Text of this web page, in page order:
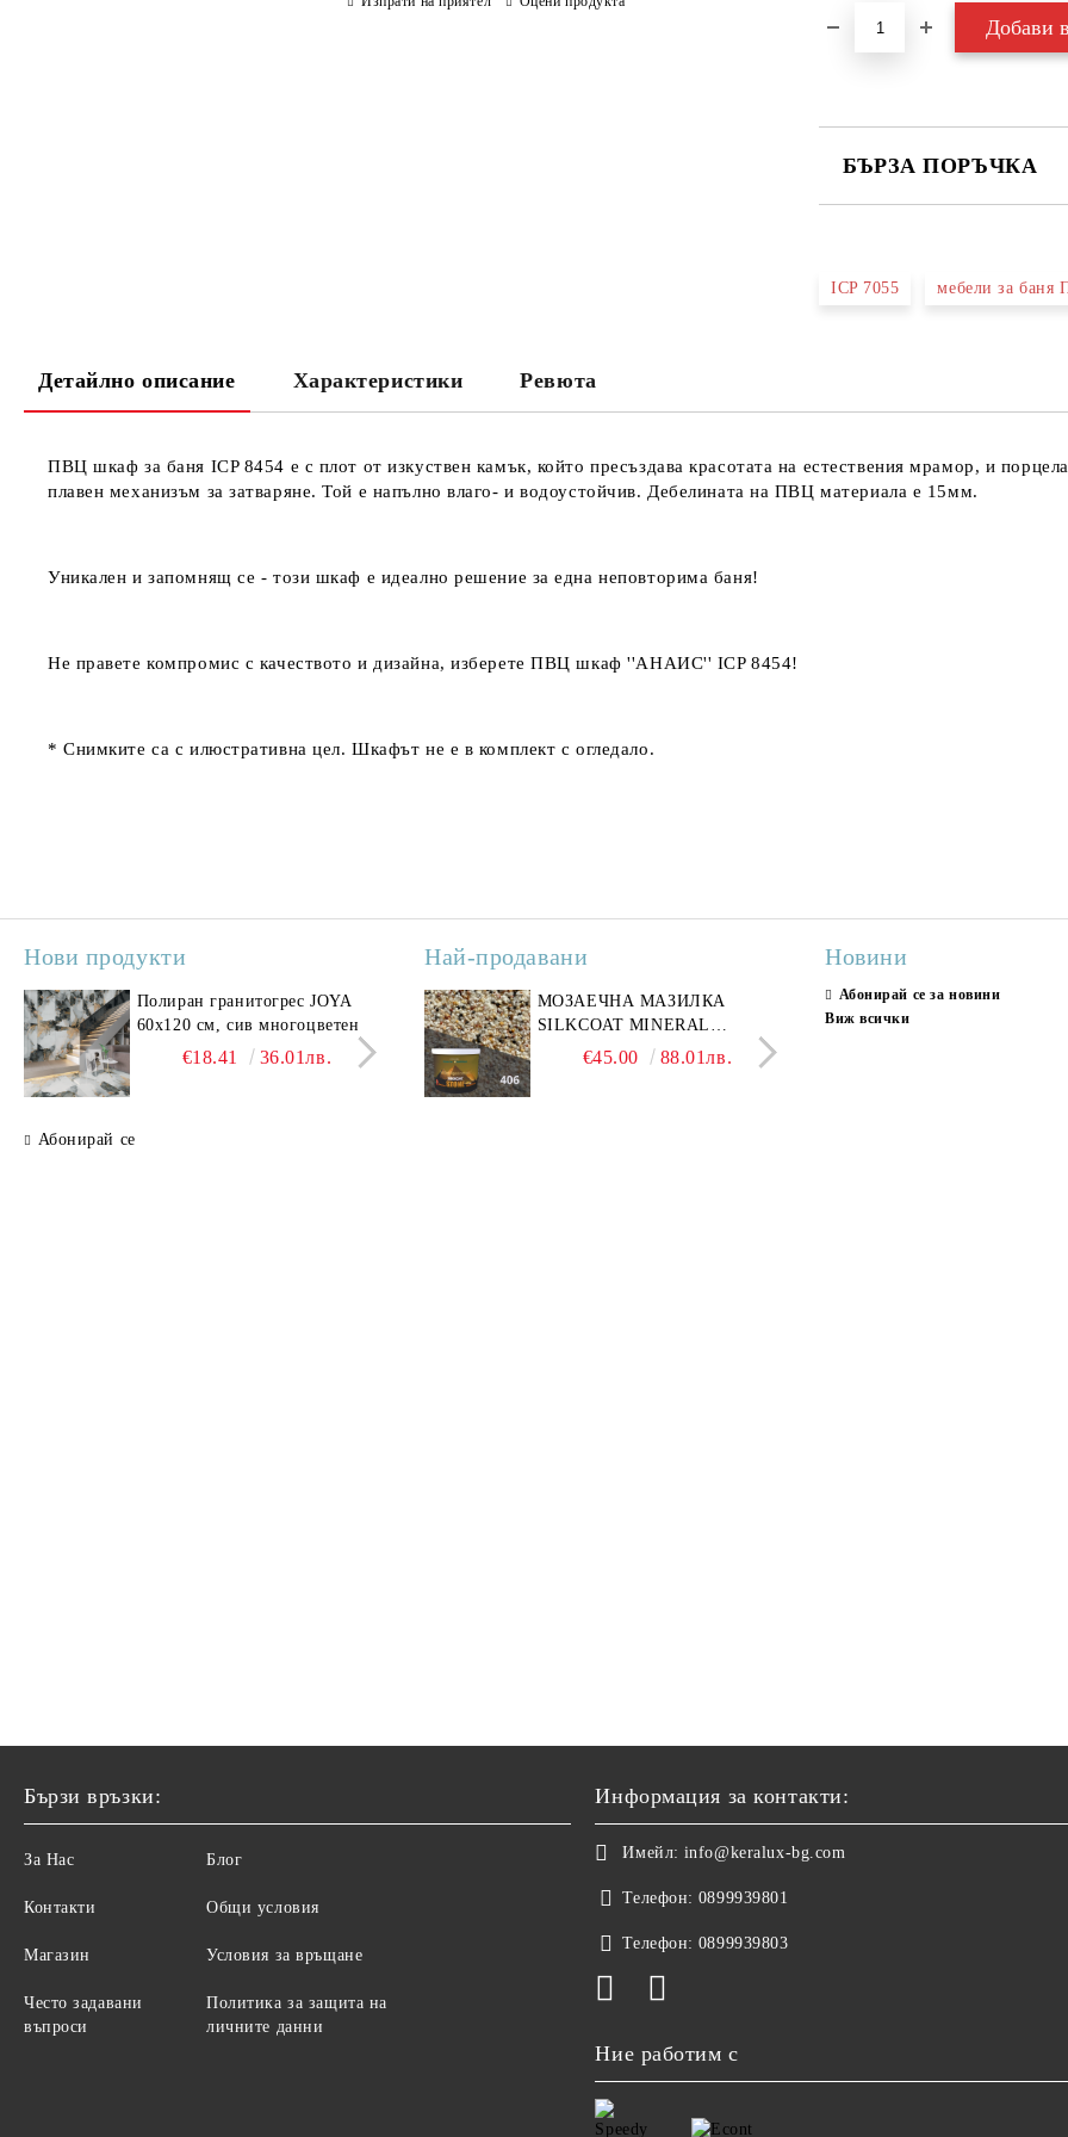
БЪРЗА ПОРЪЧКА
ICP 7055 мебели за баня
Детайлно описание Характеристики Ревюта
ПВЦ шкаф за баня ICP 8454 е с плот от изкуствен камък, който пресъздава красотата на естествения мрамор, и
плавен механизъм за затваряне. Той е напълно влаго- и водоустойчив. Дебелината на ПВЦ материала е 15мм.
Уникален и запомнящ се - този шкаф е идеално решение за една неповторима баня!
Не правете компромис с качеството и дизайна, изберете ПВЦ шкаф ''АНАИС'' ICP 8454!
* Снимките са с илюстративна цел. Шкафът не е в комплект с огледало.
Нови продукти
Полиран гранитогрес JOYA
60x120 см, сив многоцветен
€18.41 36.01лв.
Полиран гранитогрес
SAVONA GREY 60x120 см,
светло сив мрамор
€22.50 44.01лв.
Гранитогрес LESY GREY
GOLD 60х120см, тип
Абонирай се
Най-продавани
МОЗАЕЧНА МАЗИЛКА
SILKCOAT MINERAL
PLASTER STONE, СИТЕН
€45.00 88.01лв.
СТЕННИ ПЛОЧКИ
30X90CM, ГЛАНЦ
Новини
Абонирай се за новини
Виж всички
Бързи връзки:
За Нас
Контакти
Магазин
Често задавани
въпроси
Блог
Общи условия
Условия за връщане
Политика за защита на
личните данни
Информация за контакти:
Имейл: info@keralux-bg.com
Телефон: 0899939801
Телефон: 0899939803
Ние работим с